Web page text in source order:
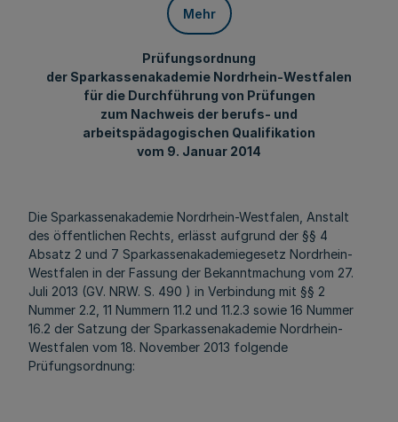
Mehr
Prüfungsordnung
der Sparkassenakademie Nordrhein-Westfalen
für die Durchführung von Prüfungen
zum Nachweis der berufs- und
arbeitspädagogischen Qualifikation
vom 9. Januar 2014
Die Sparkassenakademie Nordrhein-Westfalen, Anstalt
des öffentlichen Rechts, erlässt aufgrund der §§ 4
Absatz 2 und 7 Sparkassenakademiegesetz Nordrhein-
Westfalen in der Fassung der Bekanntmachung vom 27.
Juli 2013 (GV. NRW. S. 490 ) in Verbindung mit §§ 2
Nummer 2.2, 11 Nummern 11.2 und 11.2.3 sowie 16 Nummer
16.2 der Satzung der Sparkassenakademie Nordrhein-
Westfalen vom 18. November 2013 folgende
Prüfungsordnung: